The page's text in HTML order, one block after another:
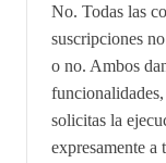
No. Todas las
suscripciones
o no. Ambos
solicitas la
expresamente a